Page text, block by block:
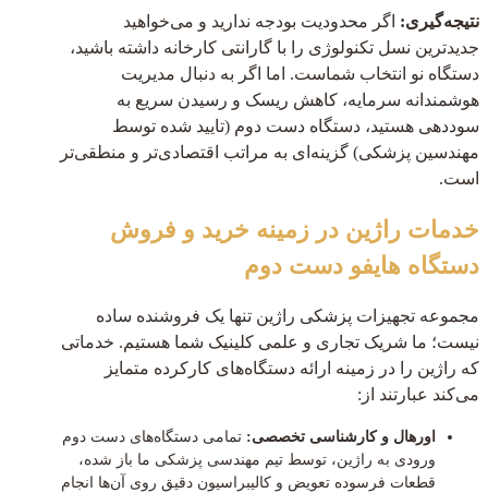
نتیجه‌گیری: اگر محدودیت بودجه ندارید و می‌خواهید
جدیدترین نسل تکنولوژی را با گارانتی کارخانه داشته باشید،
دستگاه نو انتخاب شماست. اما اگر به دنبال مدیریت
هوشمندانه سرمایه، کاهش ریسک و رسیدن سریع به
سوددهی هستید، دستگاه دست دوم (تایید شده توسط
مهندسین پزشکی) گزینه‌ای به مراتب اقتصادی‌تر و منطقی‌تر
است.
خدمات راژین در زمینه خرید و فروش
دستگاه هایفو دست دوم
مجموعه تجهیزات پزشکی راژین تنها یک فروشنده ساده
نیست؛ ما شریک تجاری و علمی کلینیک شما هستیم. خدماتی
که راژین را در زمینه ارائه دستگاه‌های کارکرده متمایز
می‌کند عبارتند از:
اورهال و کارشناسی تخصصی: تمامی دستگاه‌های دست دوم
ورودی به راژین، توسط تیم مهندسی پزشکی ما باز شده،
قطعات فرسوده تعویض و کالیبراسیون دقیق روی آن‌ها انجام